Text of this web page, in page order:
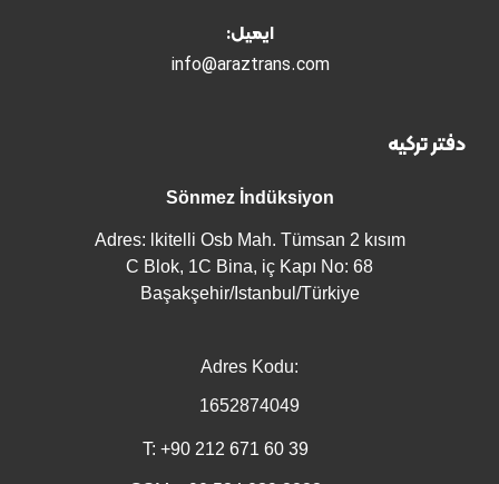
ایمیل:
info@araztrans.com
دفتر ترکیه
Sönmez İndüksiyon
Adres: lkitelli Osb Mah. Tümsan 2 kısım
C Blok, 1C Bina, iç Kapı No: 68
Başakşehir/Istanbul/Türkiye
Adres Kodu:
1652874049